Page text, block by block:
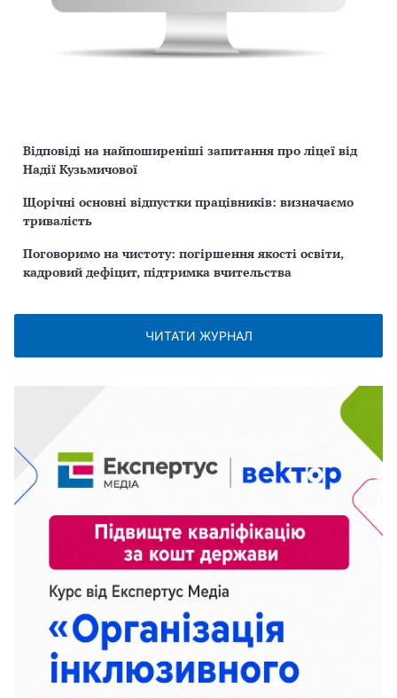
Відповіді на найпоширеніші запитання про ліцеї від
Надії Кузьмичової
Щорічні основні відпустки працівників: визначаємо
тривалість
Поговоримо на чистоту: погіршення якості освіти,
кадровий дефіцит, підтримка вчительства
ЧИТАТИ ЖУРНАЛ